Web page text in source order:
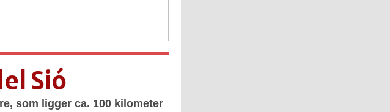
Sió
som ligger ca. 100 kilometer